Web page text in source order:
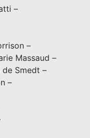
–
–
Massaud –
Smedt –
–